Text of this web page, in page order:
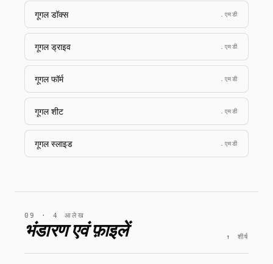
गूगल डॉक्स .एमडी
गूगल ड्राइव .एमडी
गूगल फॉर्म .एमडी
गूगल शीट .एमडी
गूगल स्लाइड .एमडी
09 · 4 आलेख
भंडारण एवं फ़ाइलें ↑ शीर्ष